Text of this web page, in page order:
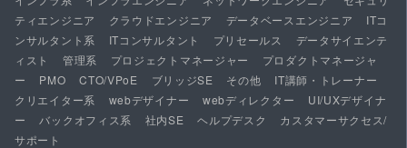
ティエンジニア
クラウドエンジニア データベースエンジニア
ITコ
ンサルタント系
ITコンサルタント プリセールス
データサイエンテ
ィスト
管理系 プロジェクトマネージャー
プロダクトマネージャ
ー
PMO CTO/VPoE ブリッジSE その他
IT講師・トレーナー
クリエイター系
webデザイナー webディレクター
UI/UXデザイナ
ー
バックオフィス系 社内SE ヘルプデスク
カスタマーサクセス/
サポート